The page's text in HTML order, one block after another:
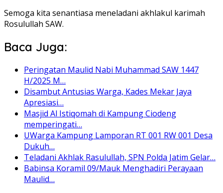
Semoga kita senantiasa meneladani akhlakul karimah
Rosulullah SAW.
Baca Juga:
Peringatan Maulid Nabi Muhammad SAW 1447
H/2025 M…
Disambut Antusias Warga, Kades Mekar Jaya
Apresiasi…
Masjid Al Istiqomah di Kampung Ciodeng
memperingati…
UWarga Kampung Lamporan RT 001 RW 001 Desa
Dukuh…
Teladani Akhlak Rasulullah, SPN Polda Jatim Gelar…
Babinsa Koramil 09/Mauk Menghadiri Perayaan
Maulid…